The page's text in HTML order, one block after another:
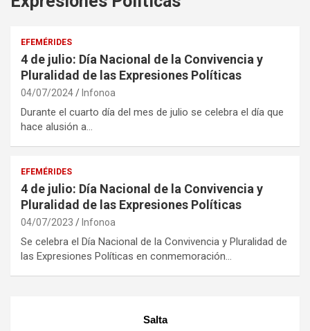
EFEMÉRIDES
4 de julio: Día Nacional de la Convivencia y
Pluralidad de las Expresiones Políticas
04/07/2024 Infonoa
Durante el cuarto día del mes de julio se celebra el día que
hace alusión a…
EFEMÉRIDES
4 de julio: Día Nacional de la Convivencia y
Pluralidad de las Expresiones Políticas
04/07/2023 Infonoa
Se celebra el Día Nacional de la Convivencia y Pluralidad de
las Expresiones Políticas en conmemoración…
Salta